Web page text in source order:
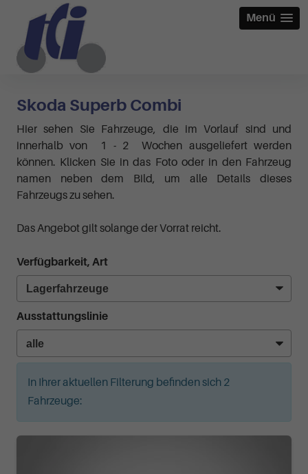
Menü
Skoda Superb Combi
Hier sehen Sie Fahrzeuge, die im Vorlauf sind und
innerhalb von 1 - 2 Wochen ausgeliefert werden
können. Klicken Sie in das Foto oder in den Fahrzeug
namen neben dem Bild, um alle Details dieses
Fahrzeugs zu sehen.
Das Angebot gilt solange der Vorrat reicht.
Verfügbarkeit, Art
Ausstattungslinie
In Ihrer aktuellen Filterung befinden sich 2
Fahrzeuge: